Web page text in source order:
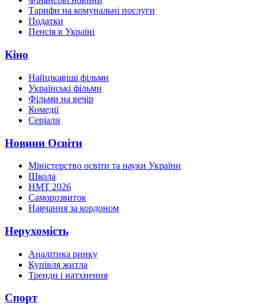
Тарифи на комунальні послуги
Податки
Пенсія в Україні
Кіно
Найцікавіші фільми
Українські фільми
Фільми на вечір
Комедії
Серіали
Новини Освіти
Міністерство освіти та науки України
Школа
НМТ 2026
Саморозвиток
Навчання за кордоном
Нерухомість
Аналітика ринку
Купівля житла
Тренди і натхнення
Спорт